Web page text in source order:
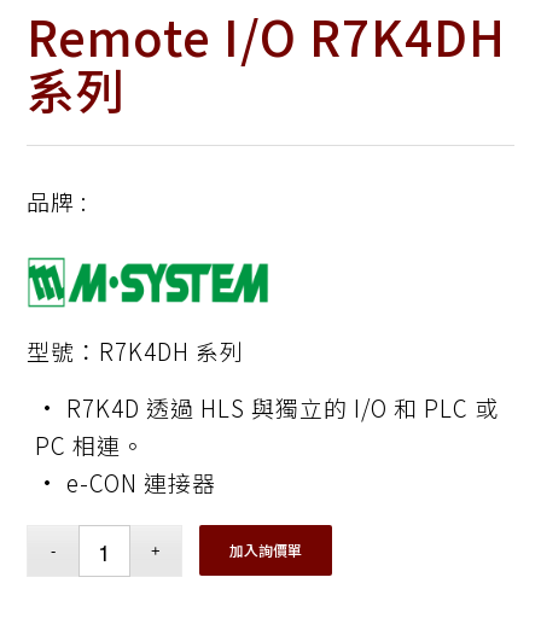
Remote I/O R7K4DH
系列
品牌 :
型號：R7K4DH 系列
• R7K4D 透過 HLS 與獨立的 I/O 和 PLC 或
PC 相連。
• e-CON 連接器
加入詢價單